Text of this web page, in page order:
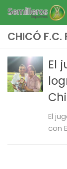
Saltar al
CHICÓ F.C.
El
El
con